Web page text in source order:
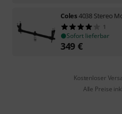
Coles4038 Stereo
1
Sofort lieferbar
349 €
Kostenloser
Alle Preise